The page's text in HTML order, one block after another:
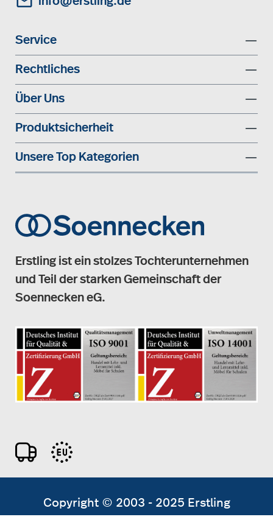
Service
Rechtliches
Über Uns
Produktsicherheit
Unsere Top Kategorien
Erstling ist ein stolzes Tochterunternehmen
und Teil der starken Gemeinschaft der
Soennecken eG.
Copyright © 2003 - 2025 Erstling